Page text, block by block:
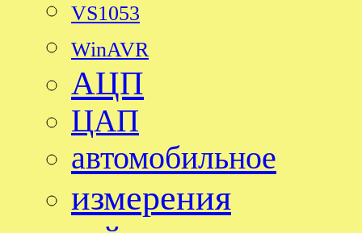
VS1053
WinAVR
АЦП
ЦАП
автомобильное
измерения